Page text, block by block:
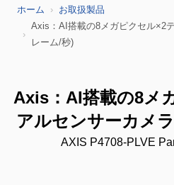
ホーム
お取扱製品
Axis：AI搭載の8メガピクセル×2
レーム/秒)
Axis：AI搭載の8メ
アルセンサーカメ
AXIS P4708-PLVE